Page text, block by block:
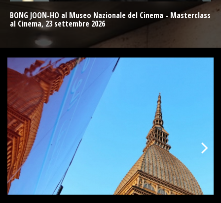
BONG JOON-HO al Museo Nazionale del Cinema - Masterclass
al Cinema, 23 settembre 2026